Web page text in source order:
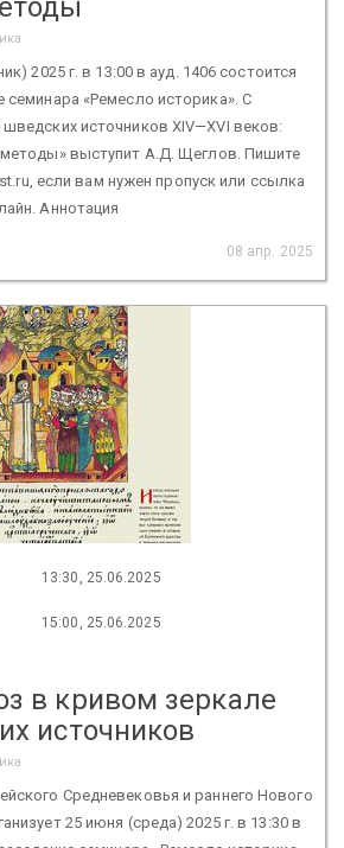
2025 г. в 13:00 в ауд. 1406 состоится
семинара «Ремесло историка». С
источников XIV—XVI веков:
выступит А.Д. Щеглов. Пишите
если вам нужен пропуск или ссылка
Аннотация
08 апр. 2025
13:30, 25.06.2025
15:00, 25.06.2025
в кривом зеркале
источников
Средневековья и раннего Нового
25 июня (среда) 2025 г. в 13:30 в